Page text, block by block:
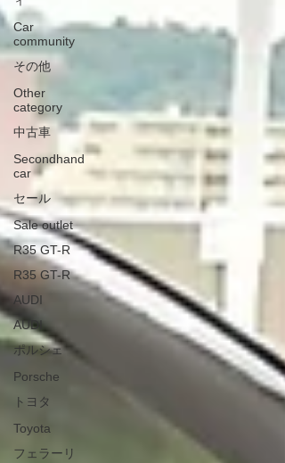
Car
community
その他
Other
category
中古車
Secondhand
car
セール
Sale outlet
R35 GT-R
R35 GT-R
AUDI
AUDI
ポルシェ
Porsche
トヨタ
Toyota
フェラーリ